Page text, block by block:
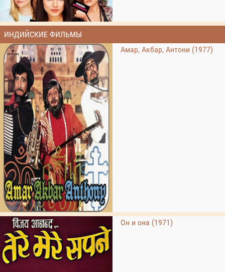
ИНДИЙСКИЕ ФИЛЬМЫ
Амар, Акбар, Антони (1977)
Он и она (1971)